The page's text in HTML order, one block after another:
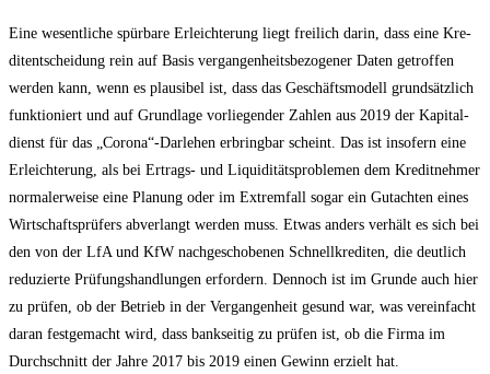
Eine wesent­li­che spür­ba­re Erleich­te­rung liegt frei­lich dar­in, dass eine Kre­
dit­ent­schei­dung rein auf Basis ver­gan­gen­heits­be­zo­ge­ner Daten getrof­fen
wer­den kann, wenn es plau­si­bel ist, dass das Geschäfts­mo­dell grund­sätz­lich
funk­tio­niert und auf Grund­la­ge vor­lie­gen­der Zah­len aus 2019 der Kapi­tal­
dienst für das „Corona“-Darlehen erbring­bar scheint. Das ist inso­fern eine
Erleich­te­rung, als bei Ertrags- und Liqui­di­täts­pro­ble­men dem Kre­dit­neh­mer
nor­ma­ler­wei­se eine Pla­nung oder im Extrem­fall sogar ein Gut­ach­ten eines
Wirt­schafts­prü­fers abver­langt wer­den muss. Etwas anders ver­hält es sich bei
den von der LfA und KfW nach­ge­scho­be­nen Schnell­kre­di­ten, die deut­lich
redu­zier­te Prü­fungs­hand­lun­gen erfor­dern. Den­noch ist im Grun­de auch hier
zu prü­fen, ob der Betrieb in der Ver­gan­gen­heit gesund war, was ver­ein­facht
dar­an fest­ge­macht wird, dass bank­sei­tig zu prü­fen ist, ob die Fir­ma im
Durch­schnitt der Jah­re 2017 bis 2019 einen Gewinn erzielt hat.